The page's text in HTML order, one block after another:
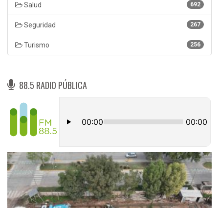
692
Salud
267
Seguridad
256
Turismo
88.5 RADIO PÚBLICA